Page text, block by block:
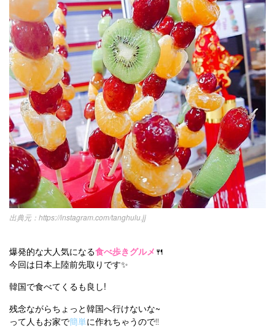
https://instagram.com/tanghulu.jj
爆発的な大人気になる食べ歩きグルメ 🍴
今回は日本上陸前先取りです✨
韓国で食べてくるも良し!
残念ながらちょっと韓国へ行けないな~
って人もお家で簡単に作れちゃうので‼︎